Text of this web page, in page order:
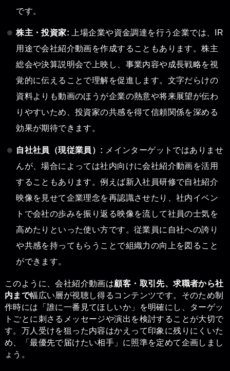
です。
株主・投資家: 上場企業や資金調達を行う企業では、IR
用途で会社紹介動画を作成することもあります。株主
総会や決算説明会で上映し、事業内容や成長戦略を視
覚的に伝えることで理解を促進します。文字だらけの
資料よりも動画のほうが企業の熱意や将来展望が伝わ
りやすいため、投資家の共感を得て信頼関係を深める
効果が期待できます。
自社社員（現従業員）: メインターゲットではありませ
んが、場合によっては社内向けに会社紹介動画を活用
することもあります。例えば新入社員研修で自社紹介
映像を見せて企業理念を再認識させたり、社内イベン
トで会社の歩みを振り返る映像を流して社員の士気を
高めたりといった使い方です。従業員に自社への誇り
や共感を持ってもらうことで組織力の向上を図ること
ができます。
このように、会社紹介動画は顧客・取引先、求職者から社
内まで幅広い層が視聴し得るコンテンツです。そのため制
作時には「誰に一番見てほしいか」を明確にし、ターゲッ
トごとに刺さるメッセージや演出を検討することが大切で
す。万人受けを狙った内容はかえって印象に残りにくいた
め、「最優先で届けたい相手」に照準を定めて企画しまし
ょう。